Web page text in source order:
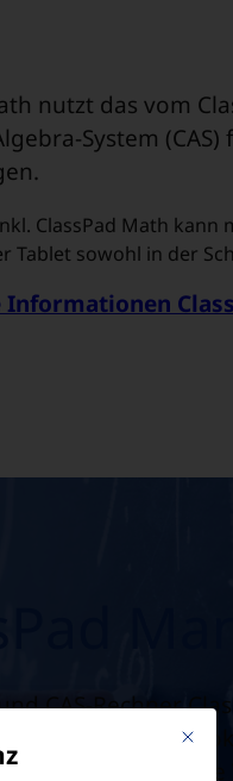
nutzt das vom
System
ClassPad Math
Tablet sowohl in der
CAS-Rechner
PC, Mac &
und die
Mit